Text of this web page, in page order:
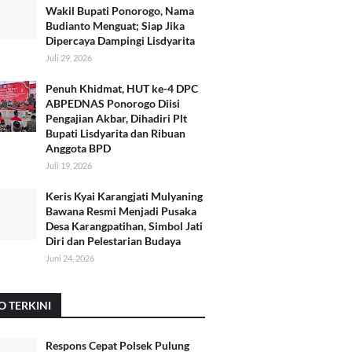
Wakil Bupati Ponorogo, Nama
Budianto Menguat; Siap Jika
Dipercaya Dampingi Lisdyarita
Juli 29, 2026
Penuh Khidmat, HUT ke-4 DPC
ABPEDNAS Ponorogo Diisi
Pengajian Akbar, Dihadiri Plt
Bupati Lisdyarita dan Ribuan
Anggota BPD
Juli 19, 2026
Keris Kyai Karangjati Mulyaning
Bawana Resmi Menjadi Pusaka
Desa Karangpatihan, Simbol Jati
Diri dan Pelestarian Budaya
Juni 24, 2026
TERKINI
Respons Cepat Polsek Pulung